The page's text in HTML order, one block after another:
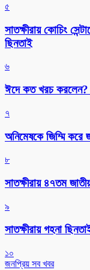
৫
সাতক্ষীরায় কোচিং
ছিনতাই
৬
ঈদে কত খরচ করলেন?
৭
অনিমেষকে জিম্মি
৮
সাতক্ষীরায় ৪৭তম
৯
সাতক্ষীরায় গহনা
১০
জনপ্রিয় সব খবর